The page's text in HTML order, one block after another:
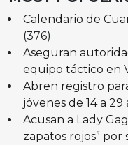
Calendario de
(376)
Aseguran
equipo táctico en
Abren registro
jóvenes de 14 a 29
Acusan a Lady
zapatos rojos”